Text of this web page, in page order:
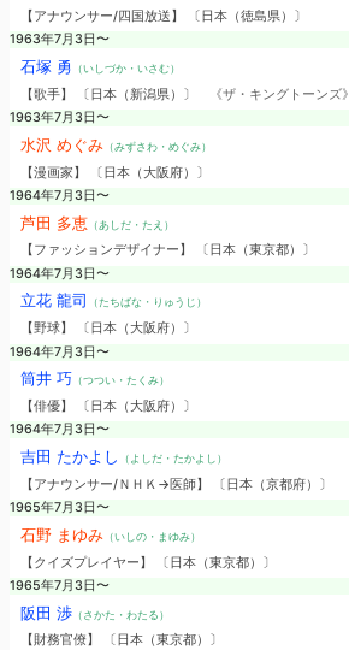
【アナウンサー/四国放送】 〔日本（徳島県）〕
1963年7月3日〜
石塚 勇 （いしづか・いさむ）
【歌手】 〔日本（新潟県）〕
《ザ・キングトーンズ》
1963年7月3日〜
水沢 めぐみ（みずさわ・めぐみ）
【漫画家】 〔日本（大阪府）〕
1964年7月3日〜
芦田 多恵 （あしだ・たえ）
【ファッションデザイナー】 〔日本（東京都）〕
1964年7月3日〜
立花 龍司 （たちばな・りゅうじ）
【野球】 〔日本（大阪府）〕
1964年7月3日〜
筒井 巧 （つつい・たくみ）
【俳優】 〔日本（大阪府）〕
1964年7月3日〜
吉田 たかよし （よしだ・たかよし）
【アナウンサー/ＮＨＫ→医師】 〔日本（京都府）〕
1965年7月3日〜
石野 まゆみ（いしの・まゆみ）
【クイズプレイヤー】 〔日本（東京都）〕
1965年7月3日〜
阪田 渉（さかた・わたる）
【財務官僚】 〔日本（東京都）〕